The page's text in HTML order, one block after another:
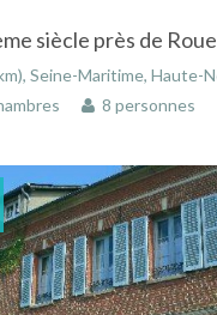
Seine-Maritime, Haute-
8 personnes